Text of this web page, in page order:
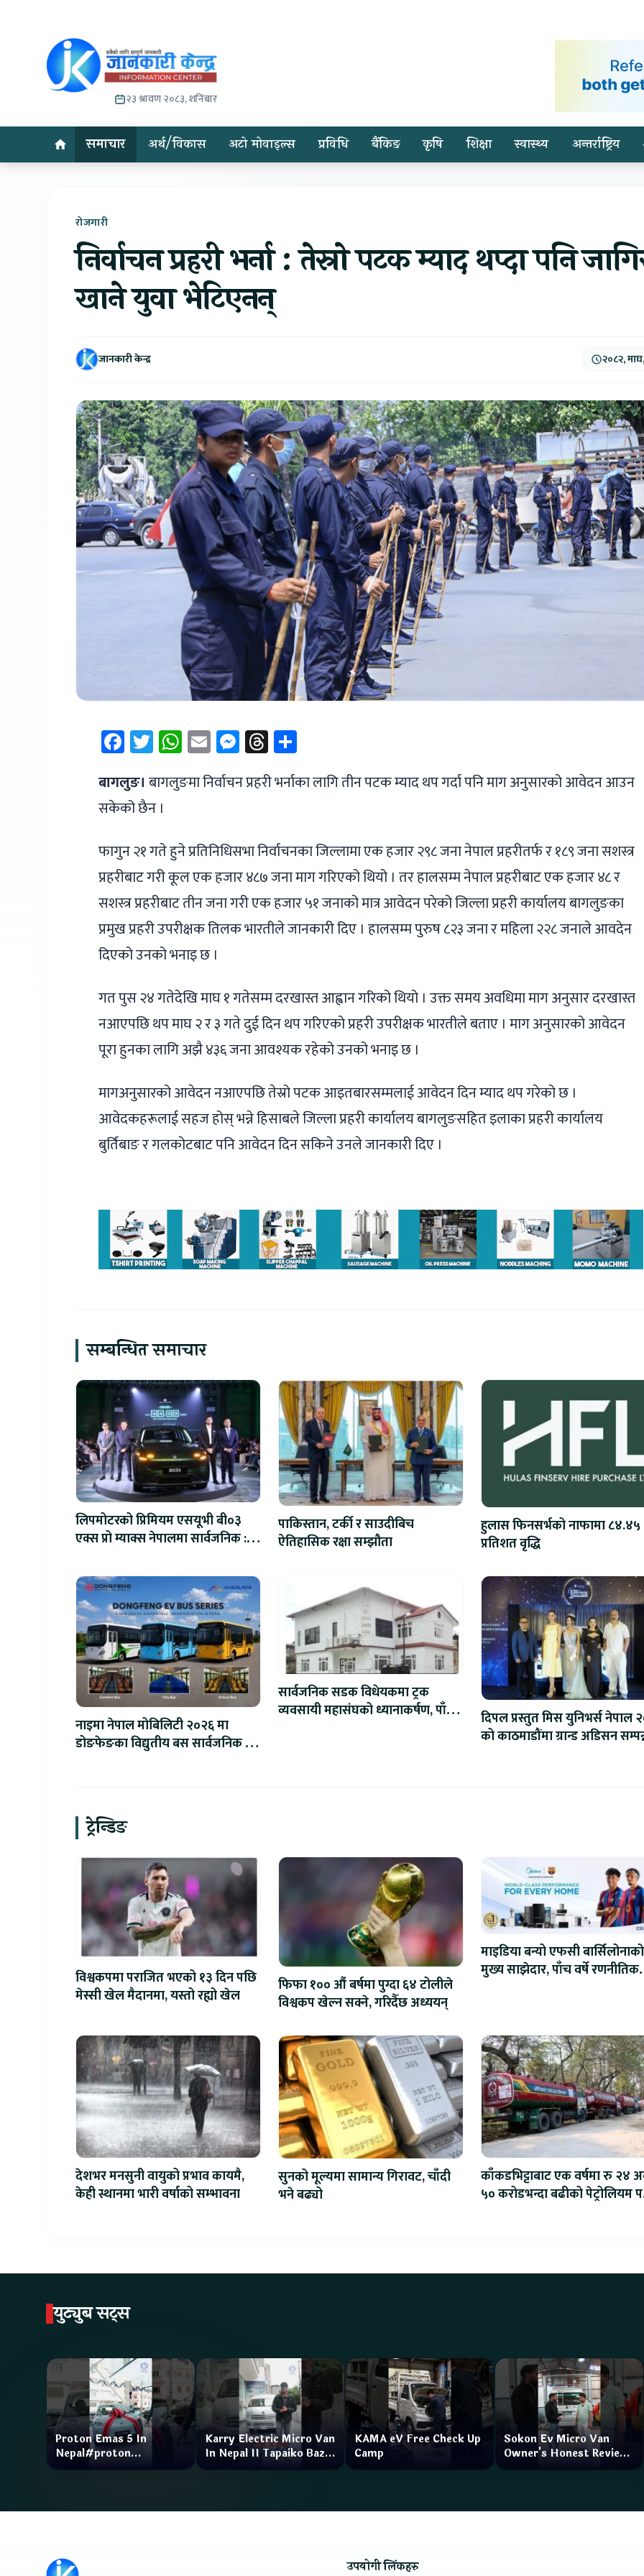
२३ श्रावण २०८३, शनिबार
समाचार अर्थ/विकास अटो मोवाइल्स प्रविधि बैंकिङ कृषि शिक्षा स्वास्थ्य अन्तर्राष्ट्रिय
रोजगारी
निर्वाचन प्रहरी भर्ना : तेस्रो पटक म्याद थप्दा पनि
खाने युवा भेटिएनन्
जानकारी केन्द्र २०८२,
Facebook
Twitter
WhatsApp
EmailMessenger
Threads
बागलुङ। बागलुङमा निर्वाचन प्रहरी भर्नाका लागि तीन पटक म्याद थप गर्दा पनि माग अनुसारको आवेदन आउन
सकेको छैन ।
फागुन २१ गते हुने प्रतिनिधिसभा निर्वाचनका जिल्लामा एक हजार २९८ जना नेपाल प्रहरीतर्फ र १८९ जना सशस्त्र
प्रहरीबाट गरी कूल एक हजार ४८७ जना माग गरिएको थियो । तर हालसम्म नेपाल प्रहरीबाट एक हजार ४८ र
सशस्त्र प्रहरीबाट तीन जना गरी एक हजार ५१ जनाको मात्र आवेदन परेको जिल्ला प्रहरी कार्यालय बागलुङका
प्रमुख प्रहरी उपरीक्षक तिलक भारतीले जानकारी दिए । हालसम्म पुरुष ८२३ जना र महिला २२८ जनाले आवदेन
दिएको उनको भनाइ छ ।
गत पुस २४ गतेदेखि माघ १ गतेसम्म दरखास्त आह्वान गरिको थियो । उक्त समय अवधिमा माग अनुसार दरखास्त
नआएपछि थप माघ २ र ३ गते दुई दिन थप गरिएको प्रहरी उपरीक्षक भारतीले बताए । माग अनुसारको आवेदन
पूरा हुनका लागि अझै ४३६ जना आवश्यक रहेको उनको भनाइ छ ।
मागअनुसारको आवेदन नआएपछि तेस्रो पटक आइतबारसम्मलाई आवेदन दिन म्याद थप गरेको छ ।
आवेदकहरूलाई सहज होस् भन्ने हिसाबले जिल्ला प्रहरी कार्यालय बागलुङसहित इलाका प्रहरी कार्यालय
बुर्तिबाङ र गलकोटबाट पनि आवेदन दिन सकिने उनले जानकारी दिए ।
सम्बन्धित समाचार
लिपमोटरको प्रिमियम एसयूभी बी०३
एक्स प्रो म्याक्स नेपालमा सार्वजनिक :
लाखको विशेष अफर
पाकिस्तान, टर्की र साउदीबिच
ऐतिहासिक रक्षा सम्झौता
हुलास फिनसर्भको नाफामा ८४.४५
प्रतिशत वृद्धि
नाइमा नेपाल मोबिलिटी २०२६ मा
डोङफेङका विद्युतीय बस सार्वजनिक हुने
सार्वजनिक सडक विधेयकमा ट्रक
व्यवसायी महासंघको ध्यानाकर्षण, पाँच
दिपल प्रस्तुत मिस युनिभर्स नेपाल
को काठमाडौंमा ग्रान्ड अडिसन
ट्रेन्डिङ
विश्वकपमा पराजित भएको १३ दिन पछि
मेस्सी खेल मैदानमा, यस्तो रह्यो खेल
फिफा १०० औं बर्षमा पुग्दा ६४ टोलीले
विश्वकप खेल्न सक्ने, गरिदैँछ अध्ययन्
माइडिया बन्यो एफसी बार्सिलोनाको
मुख्य साझेदार, पाँच वर्षे रणनीतिक
देशभर मनसुनी वायुको प्रभाव कायमै,
केही स्थानमा भारी वर्षाको सम्भावना
सुनको मूल्यमा सामान्य गिरावट, चाँदी
भने बढ्यो
काँकडभिट्टाबाट एक वर्षमा रु २४
५० करोडभन्दा बढीको पेट्रोलियम
युट्युब सट्स
Proton Emas 5 In
Nepal#proton
#protonemas5#protonnepal#evcarnepal
Karry Electric Micro Van
In Nepal II Tapaiko Bazar
II Jankari Kendra
KAMA eV Free Check Up
Camp
Sokon Ev Micro Van
Owner's Honest Review
How is the service?
उपयोगी लिंकहरु